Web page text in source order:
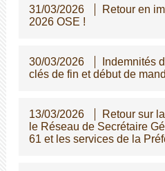
31/03/2026
Retour en
2026 OSE !
30/03/2026
Indemnités
clés de fin et début de
13/03/2026
Retour sur
le Réseau de Secrétaire
61 et les services de la